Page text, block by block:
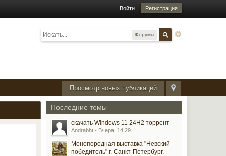
Войти Регистрация
Форумы
Просмотр новых публикаций
Последние темы
скачать Windows 11 24H2 торрент
Andrabht - Вчера, 14:29
Монопородная выставка "Невский
победитель" г. Санкт-Петербург,